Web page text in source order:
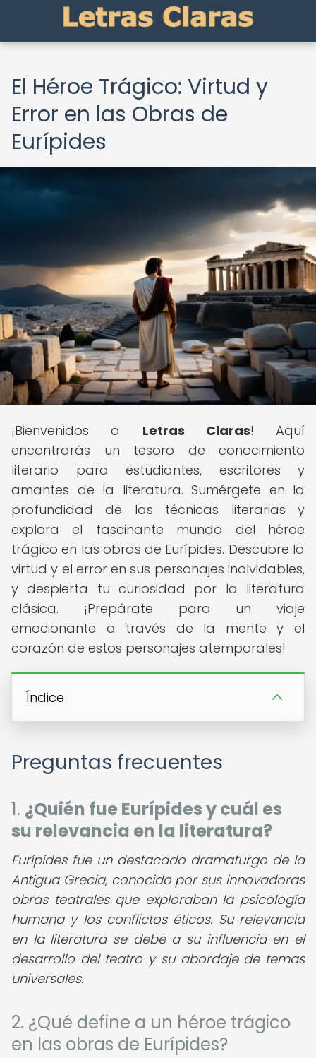
El Héroe Trágico: Virtud y
Error en las Obras de
Eurípides
¡Bienvenidos a Letras Claras! Aquí
encontrarás un tesoro de conocimiento
literario para estudiantes, escritores y
amantes de la literatura. Sumérgete en la
profundidad de las técnicas literarias y
explora el fascinante mundo del héroe
trágico en las obras de Eurípides. Descubre la
virtud y el error en sus personajes inolvidables,
y despierta tu curiosidad por la literatura
clásica. ¡Prepárate para un viaje
emocionante a través de la mente y el
corazón de estos personajes atemporales!
Índice
Preguntas frecuentes
1. ¿Quién fue Eurípides y cuál es
su relevancia en la literatura?
Eurípides fue un destacado dramaturgo de la
Antigua Grecia, conocido por sus innovadoras
obras teatrales que exploraban la psicología
humana y los conflictos éticos. Su relevancia
en la literatura se debe a su influencia en el
desarrollo del teatro y su abordaje de temas
universales.
2. ¿Qué define a un héroe trágico
en las obras de Eurípides?